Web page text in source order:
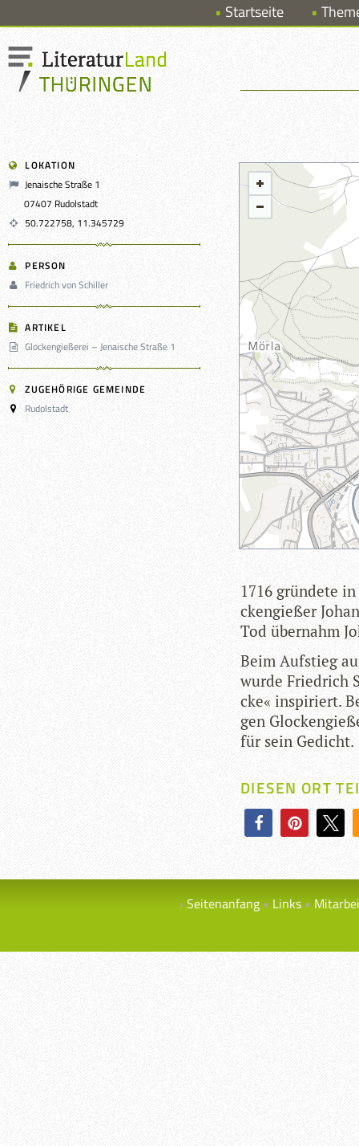
Startseite
LOKATION
Jenaische Straße 1
07407 Rudolstadt
50.722758, 11.345729
PERSON
Friedrich von Schiller
ARTIKEL
Glockengießerei – Jenaische Straße 1
ZUGEHÖRIGE GEMEINDE
Rudolstadt
1716 grün­dete
cken­gie­ßer
Tod über­nahm
Beim Auf­stieg
wurde Fried­rich
cke« inspi­riert.
gen
für sein Gedicht.
DIESEN ORT
Seitenanfang Links